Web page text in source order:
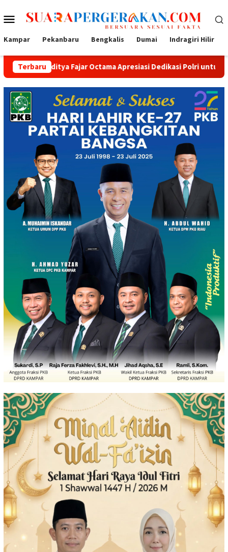
ke
Menu
Mobile
Kampar Pekanbaru Bengkalis Dumai Indragiri Hilir
Terbaru
Fajar Octama Apresiasi Dedikasi Polri untuk Masyarakat